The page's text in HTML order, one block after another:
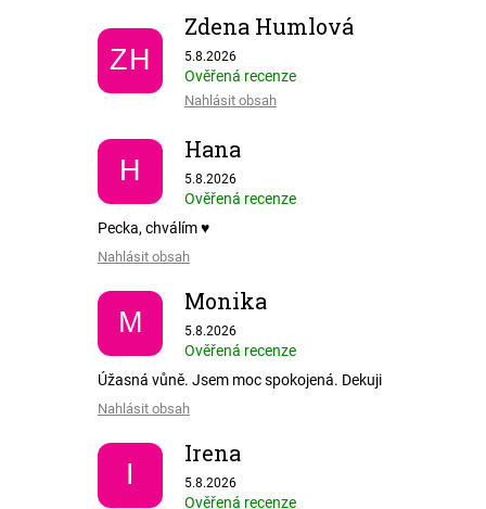
ZH
Zdena Humlová
Hodnocení obchodu je 5 z 5 hvězdiček.
5.8.2026
Ověřená recenze
Nahlásit obsah
H
Hana
Hodnocení obchodu je 5 z 5 hvězdiček.
5.8.2026
Ověřená recenze
Pecka, chválím ♥️
Nahlásit obsah
M
Monika
Hodnocení obchodu je 5 z 5 hvězdiček.
5.8.2026
Ověřená recenze
Úžasná vůně. Jsem moc spokojená. Dekuji
Nahlásit obsah
I
Irena
Hodnocení obchodu je 5 z 5 hvězdiček.
5.8.2026
Ověřená recenze